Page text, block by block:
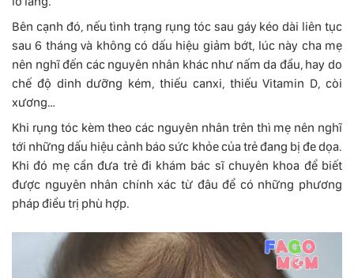
Bên cạnh đó, nếu tình trạng rụng tóc sau gáy kéo dài liên tục
sau 6 tháng và không có dấu hiệu giảm bớt, lúc này cha mẹ
nên nghĩ đến các nguyên nhân khác như nấm da đầu, hay do
chế độ dinh dưỡng kém, thiếu canxi, thiếu Vitamin D, còi
xương…
Khi rụng tóc kèm theo các nguyên nhân trên thì mẹ nên nghĩ
tới những dấu hiệu cảnh báo sức khỏe của trẻ đang bị đe dọa.
Khi đó mẹ cần đưa trẻ đi khám bác sĩ chuyên khoa để biết
được nguyên nhân chính xác từ đâu để có những phương
pháp điều trị phù hợp.